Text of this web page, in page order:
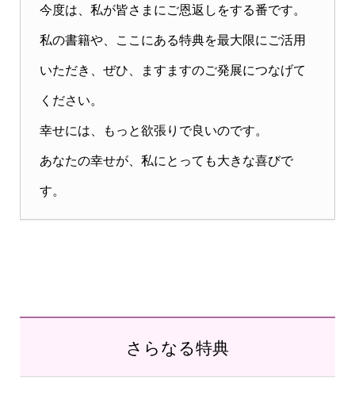
今度は、私が皆さまにご恩返しをする番です。
私の書籍や、ここにある特典を最大限にご活用
いただき、ぜひ、ますますのご発展につなげて
ください。
幸せには、もっと欲張りで良いのです。
あなたの幸せが、私にとっても大きな喜びで
す。
さらなる特典